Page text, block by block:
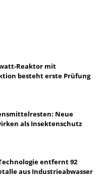
Reaktor mit
besteht erste Prüfung
Neue
als Insektenschutz
entfernt 92
aus Industrieabwasser